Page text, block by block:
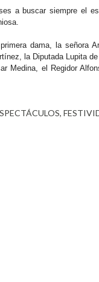
a buscar siempre el
dama, la señora
la Diputada Lupita
Medina, el Regidor